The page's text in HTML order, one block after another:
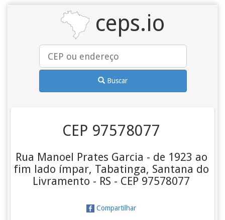
ceps.io
Buscar
CEP 97578077
Rua Manoel Prates Garcia - de 1923 ao
fim lado ímpar, Tabatinga, Santana do
Livramento - RS - CEP 97578077
Compartilhar